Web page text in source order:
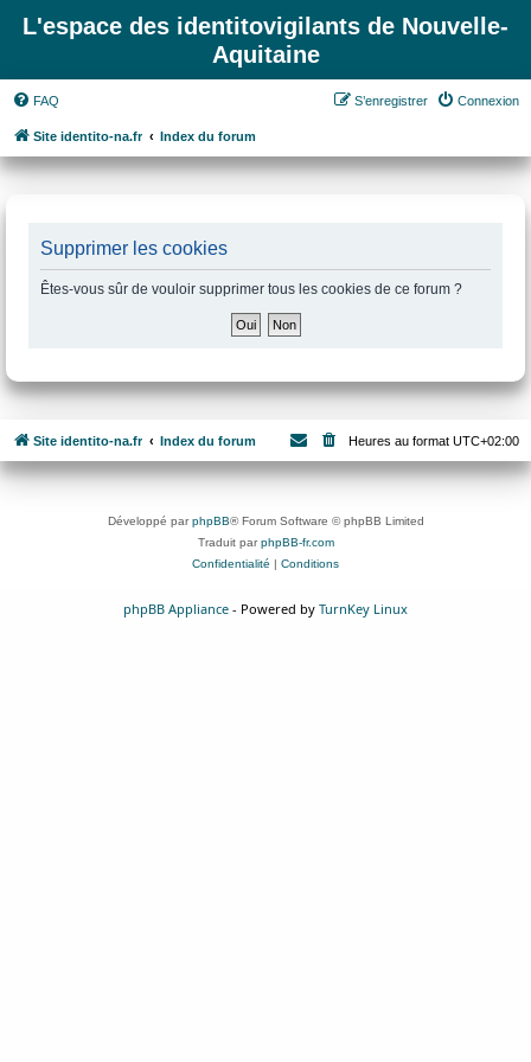
L'espace des identitovigilants de Nouvelle-
Aquitaine
FAQ Connexion
S’enregistrer
Site identito-na.fr Index du forum
Supprimer les cookies
Êtes-vous sûr de vouloir supprimer tous les cookies de ce forum ?
Site identito-na.fr Index du forum Heures au format UTC+02:00
Développé parphpBB® Forum Software © phpBB Limited
Traduit parphpBB-fr.com
Confidentialité | Conditions
phpBB Appliance - Powered by TurnKey Linux